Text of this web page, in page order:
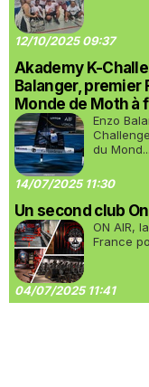
12/10/2025 09:37
Akademy K-
Balanger, premier
Monde de Moth à
Enzo
du Mond...
14/07/2025 11:30
Un second club
ON AIR,
France
04/07/2025 11:41